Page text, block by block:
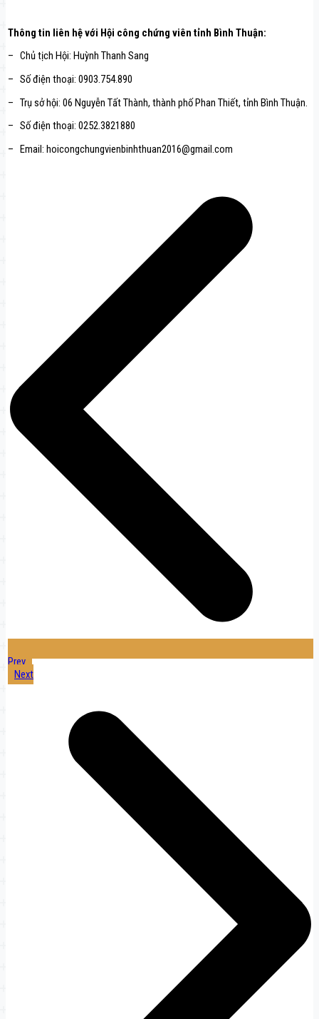
Thông tin liên hệ với Hội công chứng viên tỉnh Bình Thuận:
– Chủ tịch Hội: Huỳnh Thanh Sang
– Số điện thoại: 0903.754.890
– Trụ sở hội: 06 Nguyễn Tất Thành, thành phố Phan Thiết, tỉnh Bình Thuận.
– Số điện thoại: 0252.3821880
– Email: hoicongchungvienbinhthuan2016@gmail.com
Prev
Next